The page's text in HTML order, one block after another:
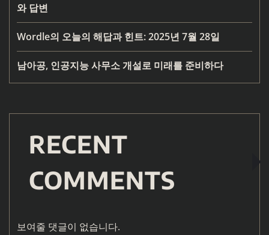
와 답변
Wordle의 오늘의 해답과 힌트: 2025년 7월 28일
남아공, 인공지능 사무소 개설로 미래를 준비하다
RECENT
COMMENTS
보여줄 댓글이 없습니다.